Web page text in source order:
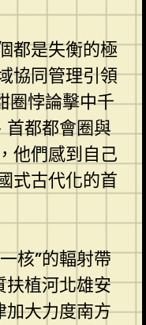
都是失衡的極
協同管理引領
圈悖論擊中千
首都都會圈與
他們感到自己
式古代化的首
核”的輻射帶
扶植河北雄安
加大力度南方